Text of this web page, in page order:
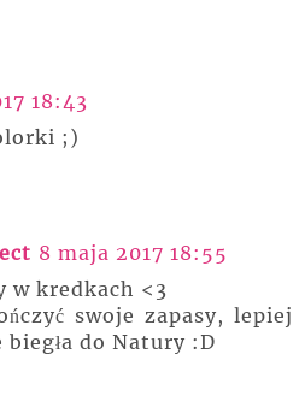
18:43
;)
8 maja 2017 18:55
w kredkach <3
swoje zapasy, lepiej
do Natury :D